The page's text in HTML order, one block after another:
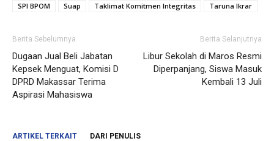
SPI BPOM
Suap Taklimat Komitmen Integritas Taruna Ikrar
Berita Sebelumnya
Dugaan Jual Beli Jabatan
Kepsek Menguat, Komisi D
DPRD Makassar Terima
Aspirasi Mahasiswa
Berita Selanjutnya
Libur Sekolah di Maros Resmi
Diperpanjang, Siswa Masuk
Kembali 13 Juli
ARTIKEL TERKAIT DARI PENULIS